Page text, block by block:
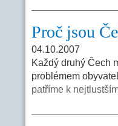
Proč jsou
04.10.2007
Každý druhý Čech
problémem
patříme k